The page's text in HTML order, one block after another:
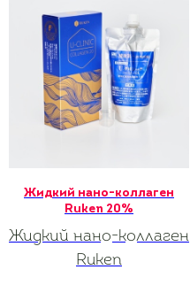
Жидкий нано-коллаген
Ruken 20%
Жидкий нано-коллаген
Ruken